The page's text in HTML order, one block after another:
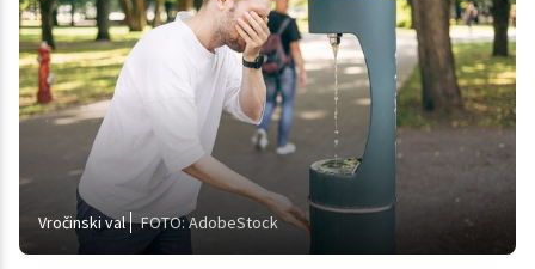
Vročinski val FOTO: AdobeStock